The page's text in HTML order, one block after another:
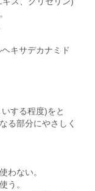
キサデカナミド
する程度)をと
る部分にやさしく
わない。
う。